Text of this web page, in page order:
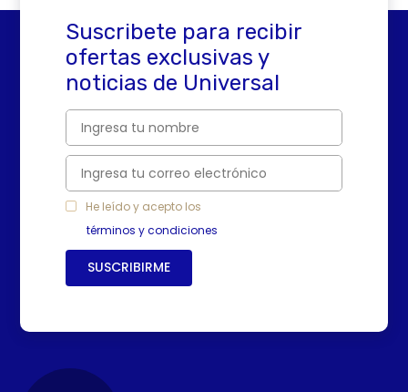
Suscribete para recibir
ofertas exclusivas y
noticias de Universal
He leído y acepto los
términos y condiciones
SUSCRIBIRME